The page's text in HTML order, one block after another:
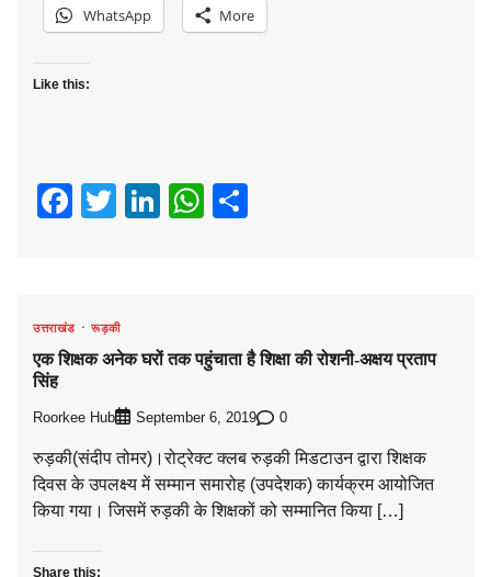
WhatsApp More
Like this:
Facebook
Twitter
LinkedIn
WhatsApp
उत्तराखंड रूड़की
एक शिक्षक अनेक घरों तक पहुंचाता है शिक्षा की रोशनी-अक्षय प्रताप
सिंह
Roorkee Hub September 6, 2019 0
रुड़की(संदीप तोमर)।रोट्रेक्ट क्लब रुड़की मिडटाउन द्वारा शिक्षक
दिवस के उपलक्ष्य में सम्मान समारोह (उपदेशक) कार्यक्रम आयोजित
किया गया। जिसमें रुड़की के शिक्षकों को सम्मानित किया […]
Share this: